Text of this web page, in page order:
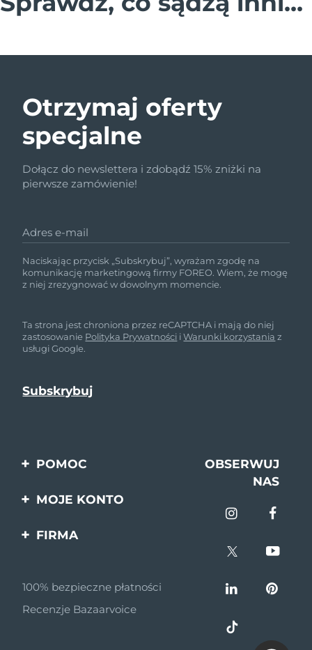
Otrzymaj oferty
specjalne
Dołącz do newslettera i zdobądź 15% zniżki na
pierwsze zamówienie!
Adres e-mail
Naciskając przycisk „Subskrybuj”, wyrażam zgodę na
komunikację marketingową firmy FOREO. Wiem, że mogę
z niej zrezygnować w dowolnym momencie.
Ta strona jest chroniona przez reCAPTCHA i mają do niej
zastosowanie Polityka Prywatności iWarunki korzystania z
usługi Google.
POMOC
Kontakt
OBSERWUJ
NAS
MOJE KONTO
FIRMA
Program partnerski
Wiadomości
100% bezpieczne płatności
Recenzje Bazaarvoice